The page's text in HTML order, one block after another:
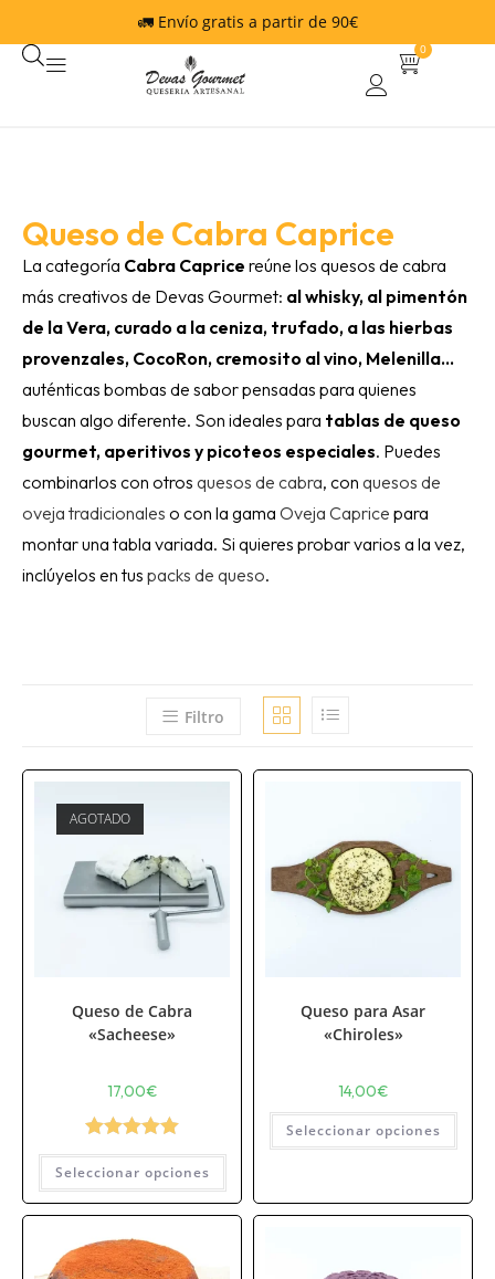
🚛 Envío gratis a partir de 90€
0
Queso de Cabra Caprice
La categoría Cabra Caprice reúne los quesos de cabra
más creativos de Devas Gourmet: al whisky, al pimentón
de la Vera, curado a la ceniza, trufado, a las hierbas
provenzales, CocoRon, cremosito al vino, Melenilla…
auténticas bombas de sabor pensadas para quienes
buscan algo diferente. Son ideales para tablas de queso
gourmet, aperitivos y picoteos especiales. Puedes
combinarlos con otros quesos de cabra, con quesos de
oveja tradicionales o con la gama Oveja Caprice para
montar una tabla variada. Si quieres probar varios a la vez,
inclúyelos en tus packs de queso.
Filtro
AGOTADO
Queso de Cabra
«Sacheese»
17,00€
Valorado con
5.00de 5
Seleccionar opciones
Queso para Asar
«Chiroles»
14,00€
Seleccionar opciones